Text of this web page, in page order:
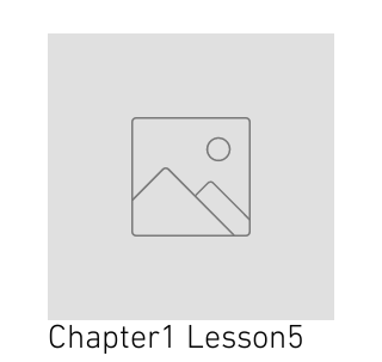
Chapter1 Lesson5